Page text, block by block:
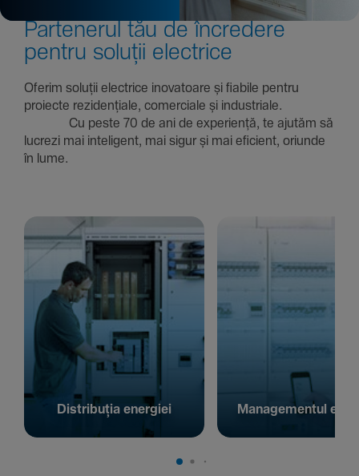
Parte­nerul tău de încre­dere
pentru soluții electrice
Oferim soluții electrice inova­toare și fiabile pentru
proiecte rezi­den­țiale, comer­ciale și indus­triale.
Cu peste 70 de ani de expe­riență, te ajutăm să
lucrezi mai inte­li­gent, mai sigur și mai eficient, oriunde
în lume.
Distribuția energiei Managementul